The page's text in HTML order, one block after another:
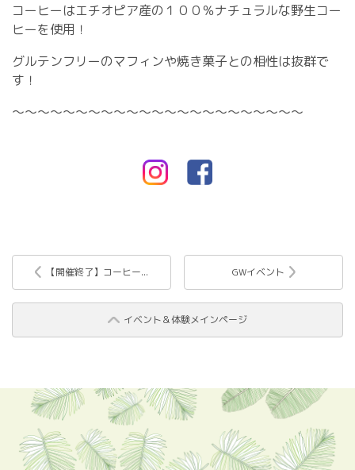
コーヒーはエチオピア産の１００％ナチュラルな野生コー
ヒーを使用！
グルテンフリーのマフィンや焼き菓子との相性は抜群で
す！
～～～～～～～～～～～～～～～～～～～～～～～
【開催終了】コーヒー...
イベント＆体験メインページ
GWイベント